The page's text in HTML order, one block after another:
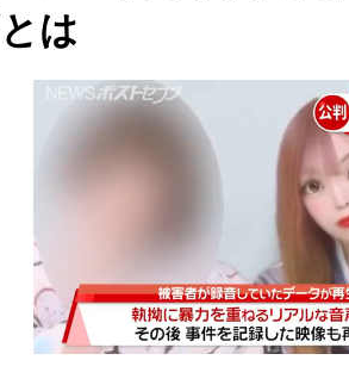
は